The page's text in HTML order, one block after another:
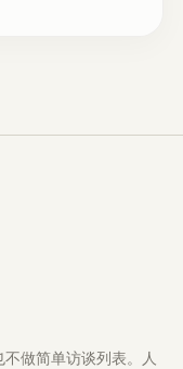
做简单访谈列表。人